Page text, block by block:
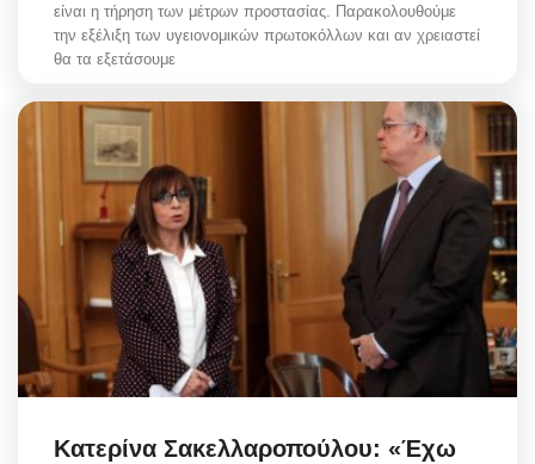
είναι η τήρηση των μέτρων προστασίας. Παρακολουθούμε
την εξέλιξη των υγειονομικών πρωτοκόλλων και αν χρειαστεί
θα τα εξετάσουμε
Κατερίνα Σακελλαροπούλου: «Έχω